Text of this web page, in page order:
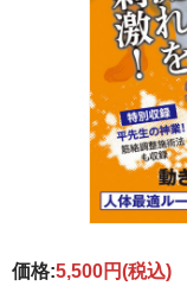
価格:5,500円(税込)